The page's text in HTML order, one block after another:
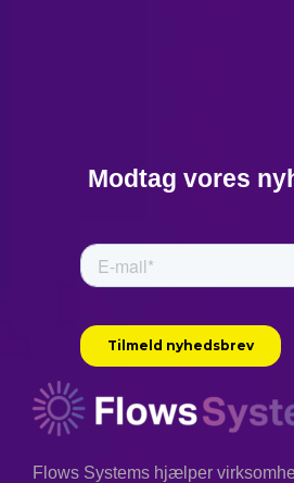
Modtag vores
Flows Systems hjælper